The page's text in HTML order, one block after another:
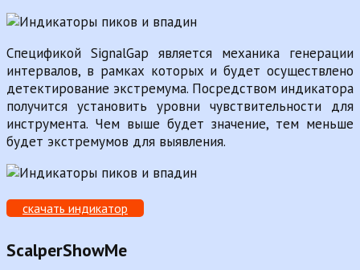
Спецификой SignalGap является механика генерации
интервалов, в рамках которых и будет осуществлено
детектирование экстремума. Посредством индикатора
получится установить уровни чувствительности для
инструмента. Чем выше будет значение, тем меньше
будет экстремумов для выявления.
скачать индикатор
ScalperShowMe